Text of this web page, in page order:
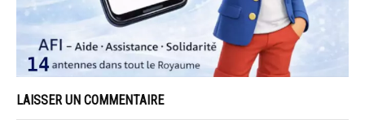
LAISSER UN COMMENTAIRE